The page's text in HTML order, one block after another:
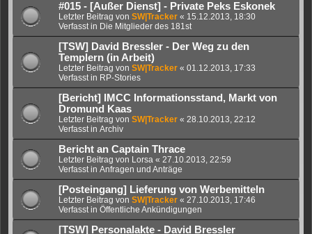
#015 - [Außer Dienst] - Private Peks Eskonek
Letzter Beitrag von SW|Tracker « 15.12.2013, 18:30
Verfasst in Die Mitglieder des 181st
[TSW] David Bressler - Der Weg zu den
Templern (in Arbeit)
Letzter Beitrag von SW|Tracker « 01.12.2013, 17:33
Verfasst in RP-Stories
[Bericht] IMCC Informationsstand, Markt von
Dromund Kaas
Letzter Beitrag von SW|Tracker « 28.10.2013, 22:12
Verfasst in Archiv
Bericht an Captain Thrace
Letzter Beitrag von Lorsa « 27.10.2013, 22:59
Verfasst in Anfragen und Anträge
[Posteingang] Lieferung von Werbemitteln
Letzter Beitrag von SW|Tracker « 27.10.2013, 17:46
Verfasst in Öffentliche Ankündigungen
[TSW] Personalakte - David Bressler